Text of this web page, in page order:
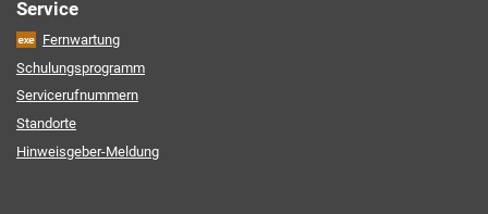
Service
Fernwartung
Schulungsprogramm
Servicerufnummern
Standorte
Hinweisgeber-Meldung